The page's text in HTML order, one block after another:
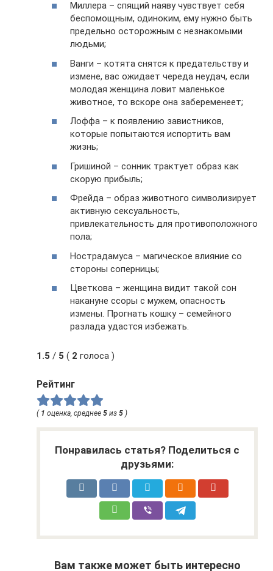
Миллера – спящий наяву чувствует себя
беспомощным, одиноким, ему нужно быть
предельно осторожным с незнакомыми
людьми;
Ванги – котята снятся к предательству и
измене, вас ожидает череда неудач, если
молодая женщина ловит маленькое
животное, то вскоре она забеременеет;
Лоффа – к появлению завистников,
которые попытаются испортить вам
жизнь;
Гришиной – сонник трактует образ как
скорую прибыль;
Фрейда – образ животного символизирует
активную сексуальность,
привлекательность для противоположного
пола;
Нострадамуса – магическое влияние со
стороны соперницы;
Цветкова – женщина видит такой сон
накануне ссоры с мужем, опасность
измены. Прогнать кошку – семейного
разлада удастся избежать.
1.5 / 5 ( 2 голоса )
Рейтинг
( 1 оценка, среднее 5 из 5 )
Понравилась статья? Поделиться с
друзьями:
Вам также может быть интересно